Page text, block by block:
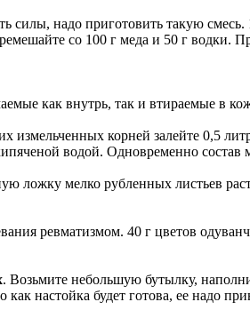
надо приготовить такую
со 100 г меда и 50 г водки.
как внутрь, так и втираемые в
измельченных корней залейте 0,5
водой. Одновременно
ложку мелко рубленных листьев
ревматизмом. 40 г цветов
. Возьмите небольшую бутылку,
настойка будет готова, ее надо